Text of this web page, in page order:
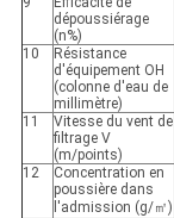
dépoussiérage
(n%)
10
Résistance
d'équipement OH
(colonne d'eau de
millimètre)
11
Vitesse du vent de
filtrage V
(m/points)
12
Concentration en
poussière dans
l'admission (g/㎡)